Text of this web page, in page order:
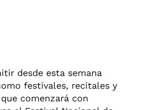
desde esta semana
festivales, recitales y
comenzará con